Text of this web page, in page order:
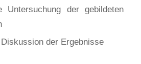
Untersuchung der gebildeten
der Ergebnisse